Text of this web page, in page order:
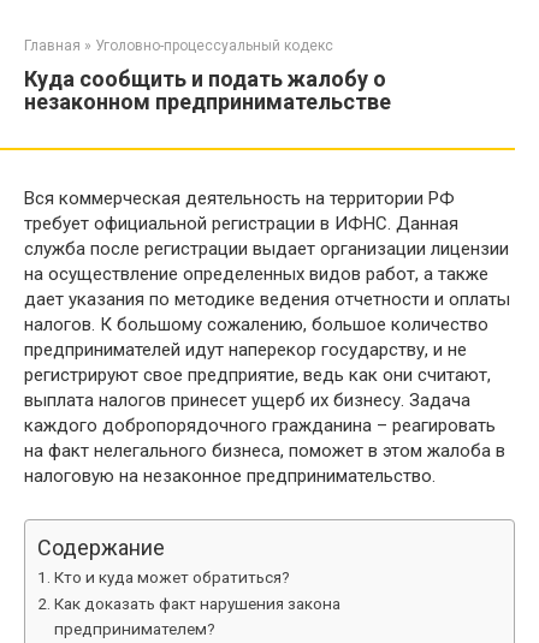
Главная » Уголовно-процессуальный кодекс
Куда сообщить и подать жалобу о
незаконном предпринимательстве
Вся коммерческая деятельность на территории РФ
требует официальной регистрации в ИФНС. Данная
служба после регистрации выдает организации лицензии
на осуществление определенных видов работ, а также
дает указания по методике ведения отчетности и оплаты
налогов. К большому сожалению, большое количество
предпринимателей идут наперекор государству, и не
регистрируют свое предприятие, ведь как они считают,
выплата налогов принесет ущерб их бизнесу. Задача
каждого добропорядочного гражданина – реагировать
на факт нелегального бизнеса, поможет в этом жалоба в
налоговую на незаконное предпринимательство.
Содержание
Кто и куда может обратиться?
Как доказать факт нарушения закона
предпринимателем?